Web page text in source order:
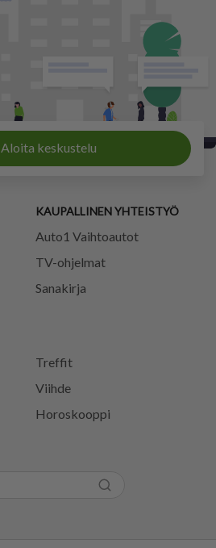
Aloita keskustelu
Treffit
Viihde
Horoskooppi
KAUPALLINEN YHTEISTYÖ
Auto1 Vaihtoautot
TV-ohjelmat
Sanakirja